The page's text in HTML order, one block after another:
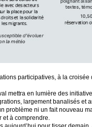
participatives, à la
mettra en lumière des
largement banalisés et
problème ni un fait nouveau
et à comprendre.